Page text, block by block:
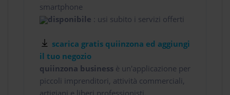
smartphone
disponibile : usi subito i servizi offerti
scarica gratis quiinzona ed aggiungi
il tuo negozio
quiinzona business è un'applicazione per
piccoli imprenditori, attività commerciali,
artigiani e liberi professionisti.